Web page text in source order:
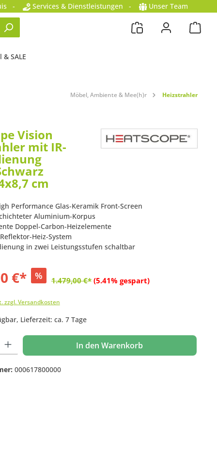
- Services & Dienstleistungen - Unser Team
SALE
Möbel, Ambiente & Mee(h)r Heizstrahler
Vision
mit IR-
cm
Performance Glas-Keramik Front-Screen
Aluminium-Korpus
Doppel-Carbon-Heizelemente
Heiz-System
in zwei Leistungsstufen schaltbar
€* % 1.479,00 €* (5.41% gespart)
zzgl. Versandkosten
Lieferzeit: ca. 7 Tage
Gib den gewünschten Wert ein oder benutze die Schaltflächen um die
In den Warenkorb
000617800000